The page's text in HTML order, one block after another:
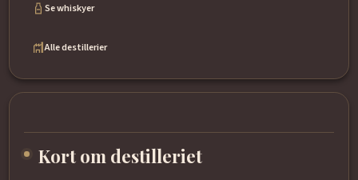
Se whiskyer
Alle destillerier
Kort om destilleriet